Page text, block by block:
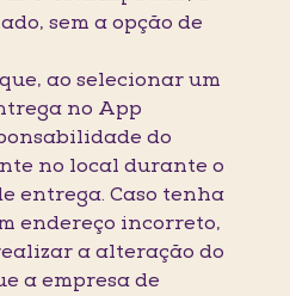
sem a opção de
ao selecionar um
no App
do
no local durante o
entrega. Caso tenha
endereço incorreto,
a alteração do
a empresa de